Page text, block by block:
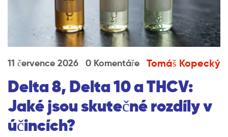
11 července 2026 0 Komentáře Tomáš Kopecký
Delta 8, Delta 10 a THCV:
Jaké jsou skutečné rozdíly v
účincích?